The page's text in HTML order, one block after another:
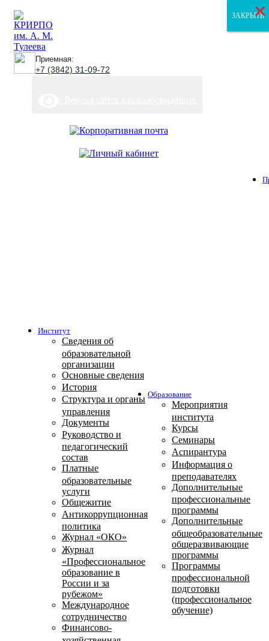
Приемная:
+7 (3842) 31-09-72
Институт
Сведения об
образовательной
организации
Основные сведения
История
Структура и органы
управления
Документы
Руководство и
педагогический
состав
Платные
образовательные
услуги
Общежитие
Антикоррупционная
политика
Журнал «ОКО»
Журнал
«Профессиональное
образование в
России и за
рубежом»
Международное
сотрудничество
Финансово-
Образование
Мероприятия
института
Курсы
Семинары
Аспирантура
Информация о
преподавателях
Дополнительные
профессиональные
программы
Дополнительные
общеобразовательные
общеразвивающие
программы
Программы
профессиональной
подготовки
(профессиональное
обучение)
ЗАКРЫТЬ
ЗАКРЫТЬ
ЗАКРЫТЬ
×
×
×